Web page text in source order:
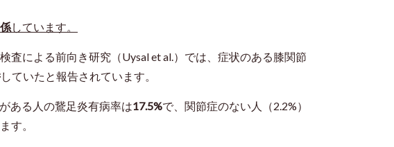
しています。
査による前向き研究（Uysal et al.）では、症状のある膝関節
していたと報告されています。
ある人の鵞足炎有病率は17.5%で、関節症のない人（2.2%）
す。